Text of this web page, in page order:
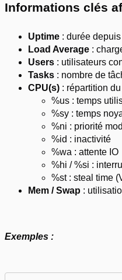
Informations clés
Uptime : durée
Load Average :
Users : utilisateurs
Tasks : nombre de
CPU(s) : répartition
%us : temps
%sy : temps
%ni : priorité
%id : inactivité
%wa : attente IO
%hi / %si :
%st : steal time
Mem / Swap :
Exemples :